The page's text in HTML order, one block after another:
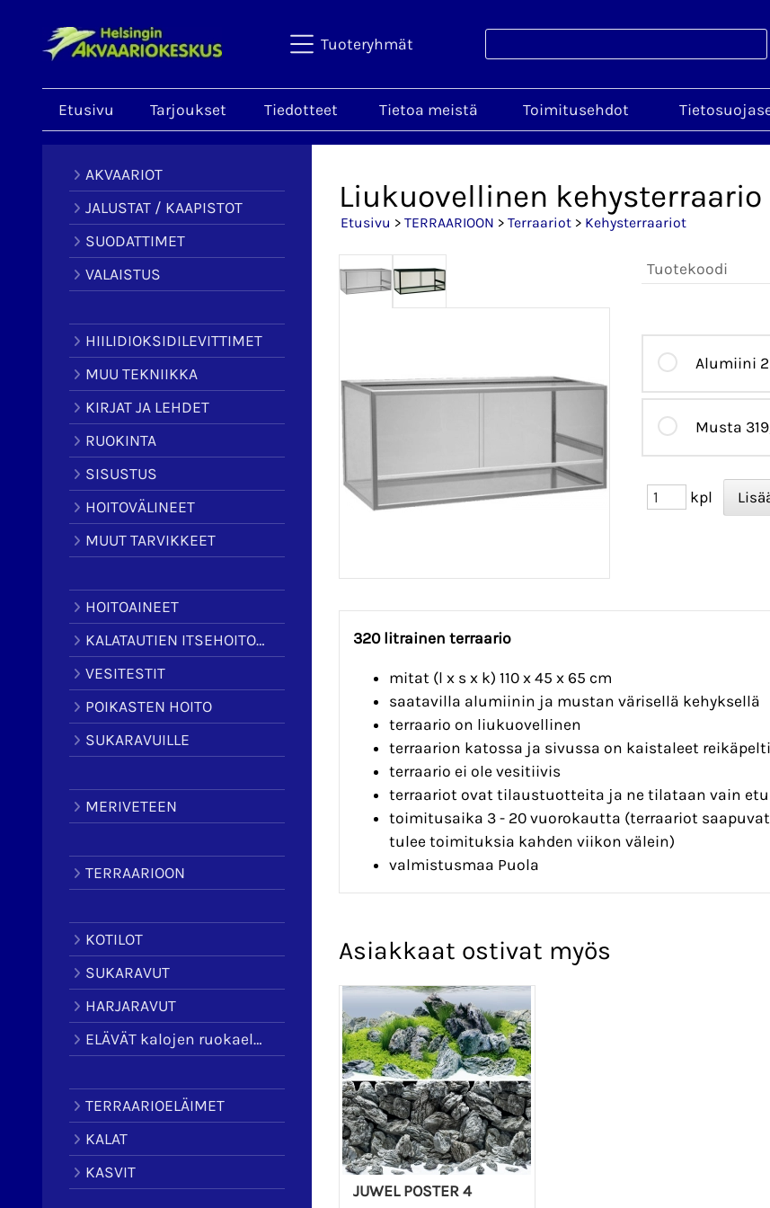
Tuoteryhmät
Etusivu Tarjoukset Tiedotteet Tietoa meistä Toimitusehdot
AKVAARIOT
JALUSTAT / KAAPISTOT
SUODATTIMET
VALAISTUS
HIILIDIOKSIDILEVITTIMET
MUU TEKNIIKKA
KIRJAT JA LEHDET
RUOKINTA
SISUSTUS
HOITOVÄLINEET
MUUT TARVIKKEET
HOITOAINEET
KALATAUTIEN ITSEHOITOAINEET
VESITESTIT
POIKASTEN HOITO
SUKARAVUILLE
MERIVETEEN
TERRAARIOON
KOTILOT
SUKARAVUT
HARJARAVUT
ELÄVÄT kalojen ruokaeläimet
TERRAARIOELÄIMET
KALAT
KASVIT
Liukuovellinen kehysterraario
Etusivu > TERRAARIOON > Terraariot > Kehysterraariot
Tuotekoodi
Alumiini
Musta
kpl
320 litrainen terraario
mitat (l x s x k) 110 x 45 x 65 cm
saatavilla alumiinin ja mustan värisellä kehyksellä
terraario on liukuovellinen
terraarion katossa ja sivussa on kaistaleet
terraario ei ole vesitiivis
terraariot ovat tilaustuotteita ja ne tilataan vain
toimitusaika 3 - 20 vuorokautta (terraariot
tulee toimituksia kahden viikon välein)
valmistusmaa Puola
Asiakkaat ostivat myös
JUWEL POSTER 4